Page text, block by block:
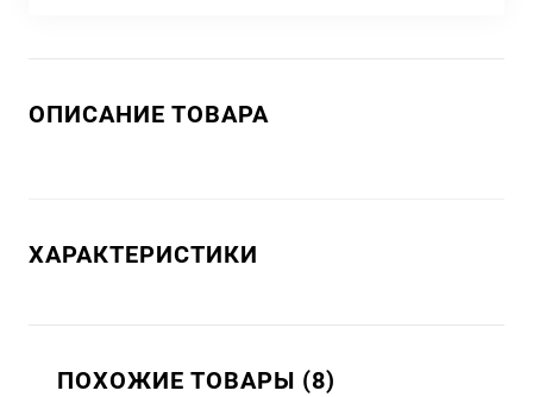
ОПИСАНИЕ ТОВАРА
ХАРАКТЕРИСТИКИ
ПОХОЖИЕ ТОВАРЫ (8)